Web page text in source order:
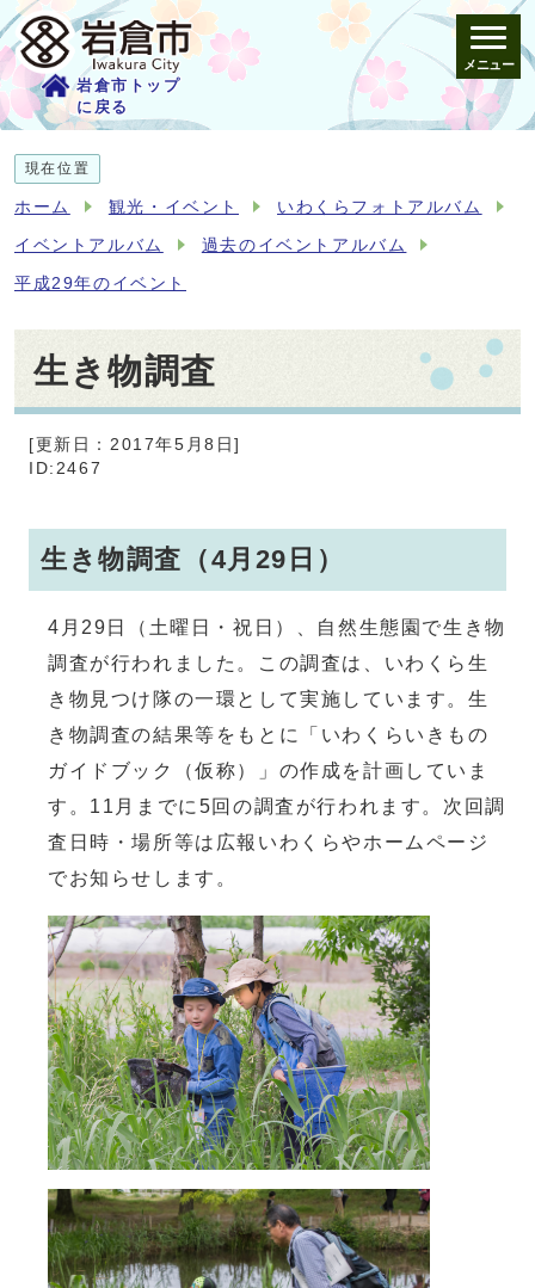
岩倉市トップ
に戻る
メニュー
現在位置
ホーム 観光・イベント いわくらフォトアルバム
イベントアルバム 過去のイベントアルバム
平成29年のイベント
生き物調査
[更新日：2017年5月8日]
ID:2467
生き物調査（4月29日）
4月29日（土曜日・祝日）、自然生態園で生き物
調査が行われました。この調査は、いわくら生
き物見つけ隊の一環として実施しています。生
き物調査の結果等をもとに「いわくらいきもの
ガイドブック（仮称）」の作成を計画していま
す。11月までに5回の調査が行われます。次回調
査日時・場所等は広報いわくらやホームページ
でお知らせします。